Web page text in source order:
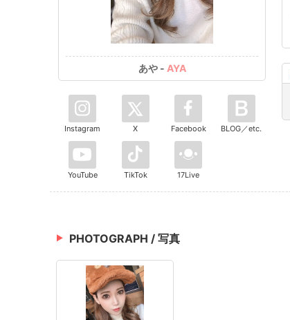
あや - AYA
Instagram X Facebook BLOG／etc.
YouTube TikTok 17Live
PHOTOGRAPH / 写真